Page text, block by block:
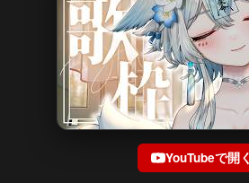
YouTubeで開く